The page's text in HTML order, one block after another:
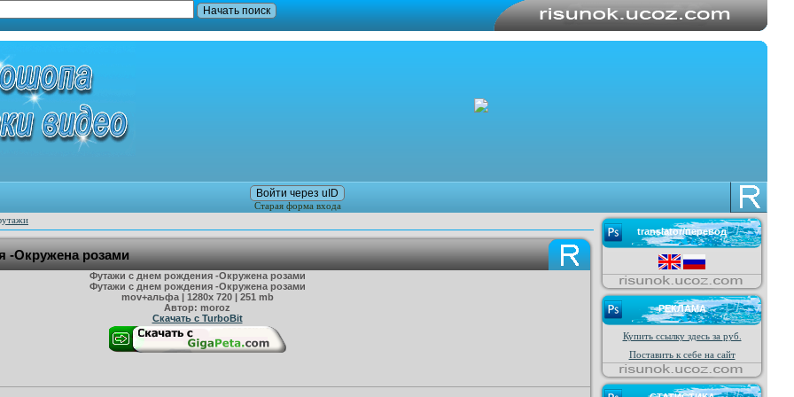
Войти через uID
Старая форма входа
-Окружена розами
Футажи с днем рождения -Окружена розами
Футажи с днем рождения -Окружена розами
mov+альфа | 1280х 720 | 251 mb
Автор: moroz
Cкачать с TurboBit
translator/перевод
РЕКЛАМА
Купить ссылку здесь за руб.
Поставить к себе на сайт